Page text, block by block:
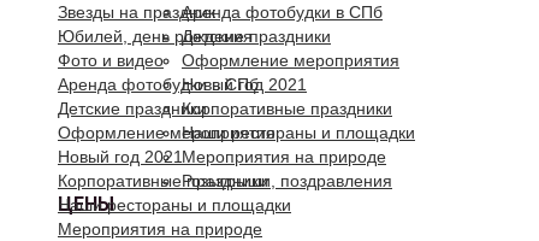
Аренда фотобудки в СПб
Детские праздники
Оформление мероприятия
Новый год 2021
Корпоративные праздники
Наши рестораны и площадки
Мероприятия на природе
Розыгрыши, поздравления
ЦЕНЫ
Звезды на праздник
Юбилей, день рождения
Фото и видео
Аренда фотобудки в СПб
Детские праздники
Оформление мероприятия
Новый год 2021
Корпоративные праздники
Наши рестораны и площадки
Мероприятия на природе